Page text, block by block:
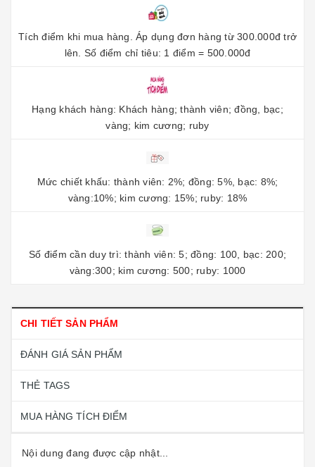
Tích điểm khi mua hàng. Áp dụng đơn hàng từ 300.000đ trở
lên. Số điểm chỉ tiêu: 1 điểm = 500.000đ
Hạng khách hàng: Khách hàng; thành viên; đồng, bạc;
vàng; kim cương; ruby
Mức chiết khấu: thành viên: 2%; đồng: 5%, bạc: 8%;
vàng:10%; kim cương: 15%; ruby: 18%
Số điểm cần duy trì: thành viên: 5; đồng: 100, bạc: 200;
vàng:300; kim cương: 500; ruby: 1000
CHI TIẾT SẢN PHẨM
ĐÁNH GIÁ SẢN PHẨM
THẺ TAGS
MUA HÀNG TÍCH ĐIỂM
Nội dung đang được cập nhật...